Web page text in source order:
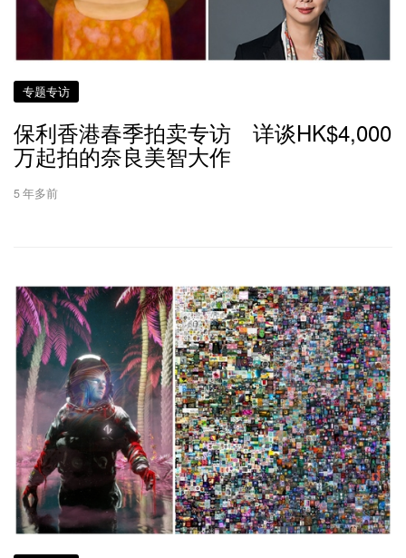
专题专访
保利香港春季拍卖专访 详谈HK$4,000
万起拍的奈良美智大作
5 年多前